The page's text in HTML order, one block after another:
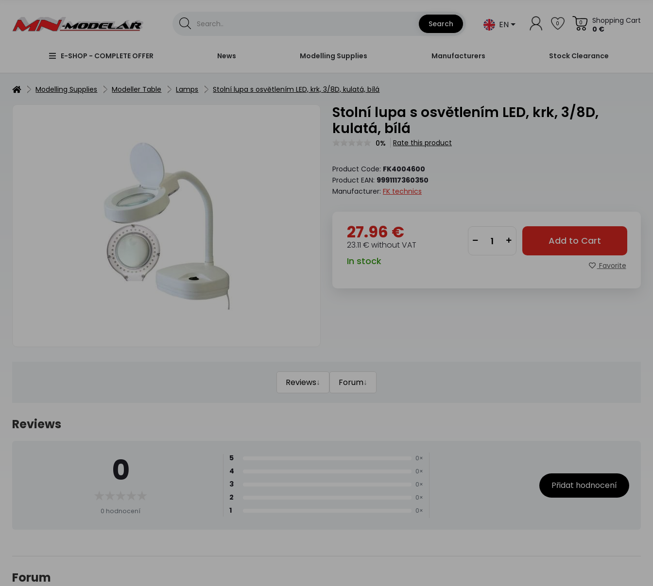
Search EN 0
Shopping Cart
0 €
0
E-SHOP - COMPLETE OFFER News Modelling Supplies Manufacturers Stock Clearance
Modelling Supplies Modeller Table Lamps Stolní lupa s osvětlením LED, krk, 3/8D, kulatá, bílá
Stolní lupa s osvětlením LED, krk, 3/8D,
kulatá, bílá
0% Rate this product
Product Code: FK4004600
Product EAN: 9991117360350
Manufacturer: FK technics
27.96 €
23.11 € without VAT
In stock
Add to Cart
Favorite
Reviews↓ Forum↓
Reviews
0
0 hodnocení
5 0×
4 0×
3 0×
2 0×
1 0×
Přidat hodnocení
Forum